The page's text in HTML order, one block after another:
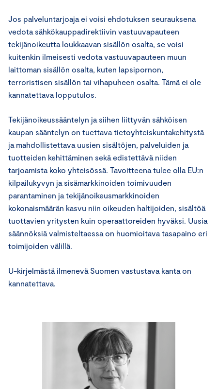
Jos palveluntarjoaja ei voisi ehdotuksen seurauksena
vedota sähkökauppadirektiivin vastuuvapauteen
tekijänoikeutta loukkaavan sisällön osalta, se voisi
kuitenkin ilmeisesti vedota vastuuvapauteen muun
laittoman sisällön osalta, kuten lapsipornon,
terroristisen sisällön tai vihapuheen osalta. Tämä ei ole
kannatettava lopputulos.
Tekijänoikeussääntelyn ja siihen liittyvän sähköisen
kaupan sääntelyn on tuettava tietoyhteiskuntakehitystä
ja mahdollistettava uusien sisältöjen, palveluiden ja
tuotteiden kehittäminen sekä edistettävä niiden
tarjoamista koko yhteisössä. Tavoitteena tulee olla EU:n
kilpailukyvyn ja sisämarkkinoiden toimivuuden
parantaminen ja tekijänoikeusmarkkinoiden
kokonaismäärän kasvu niin oikeuden haltijoiden, sisältöä
tuottavien yritysten kuin operaattoreiden hyväksi. Uusia
säännöksiä valmisteltaessa on huomioitava tasapaino eri
toimijoiden välillä.
U-kirjelmästä ilmenevä Suomen vastustava kanta on
kannatettava.